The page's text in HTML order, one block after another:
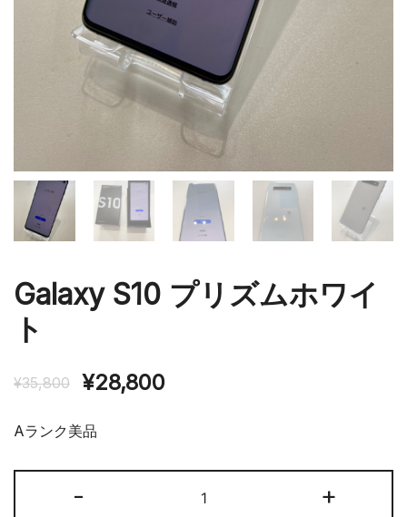
Galaxy S10 プリズムホワイ
ト
¥35,800 ¥28,800
Aランク美品
-
S10
+